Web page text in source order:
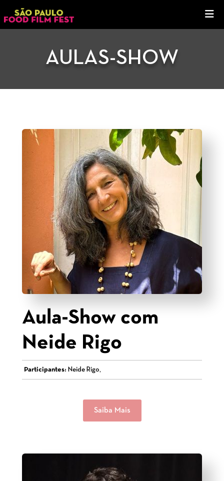
AULAS-SHOW
Aula-Show com
Neide Rigo
Participantes: Neide Rigo,
Saiba Mais